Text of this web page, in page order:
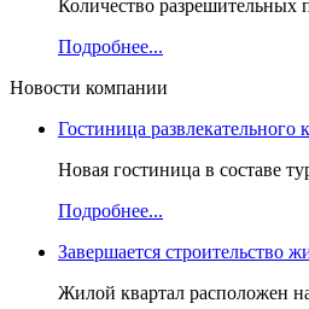
Количество разрешительных
Подробнее...
Новости компании
Гостиница
Новая гостиница в составе
Подробнее...
Завершается строительство
Жилой квартал расположен